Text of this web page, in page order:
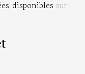
disponibles sur